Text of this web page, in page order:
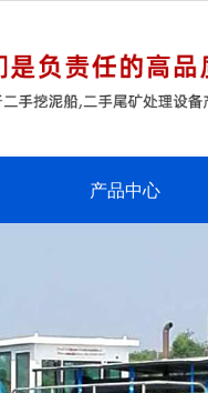
产品中心